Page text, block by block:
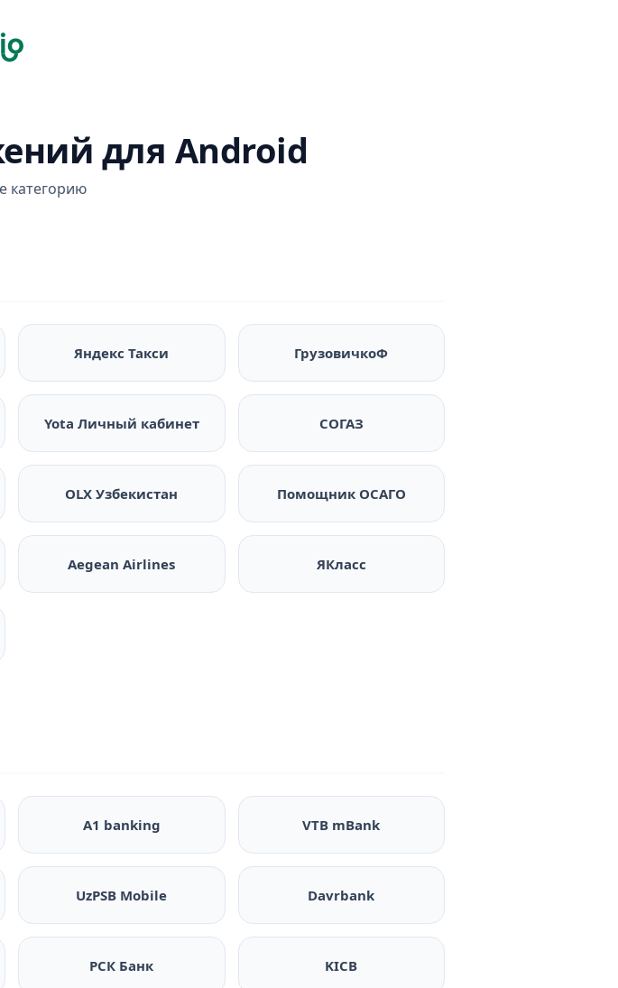
для Android
категорию
Яндекс Такси ГрузовичкоФ
Yota Личный кабинет СОГАЗ
OLX Узбекистан Помощник ОСАГО
Aegean Airlines ЯКласс
A1 banking VTB mBank
UzPSB Mobile Davrbank
РСК Банк KICB